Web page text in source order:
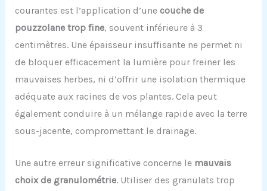
courantes est l’application d’une couche de
pouzzolane trop fine, souvent inférieure à 3
centimètres. Une épaisseur insuffisante ne permet ni
de bloquer efficacement la lumière pour freiner les
mauvaises herbes, ni d’offrir une isolation thermique
adéquate aux racines de vos plantes. Cela peut
également conduire à un mélange rapide avec la terre
sous-jacente, compromettant le drainage.
Une autre erreur significative concerne le mauvais
choix de granulométrie. Utiliser des granulats trop